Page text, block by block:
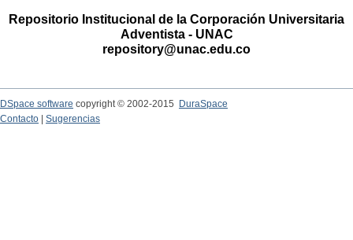
Repositorio Institucional de la Corporación Universitaria
Adventista - UNAC
repository@unac.edu.co
DSpace software copyright © 2002-2015
DuraSpace
Contacto
Sugerencias